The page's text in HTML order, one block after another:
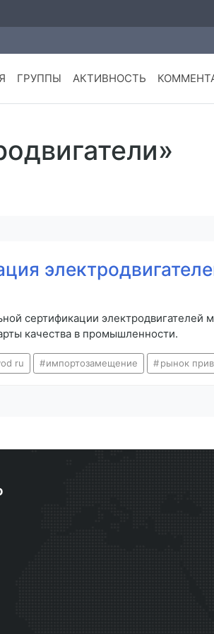
ГРУППЫ АКТИВНОСТЬ
сертификации
качества в промышленности.
ru импортозамещение рынок